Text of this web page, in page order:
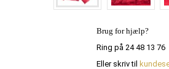
Brug for hjælp?
Ring på 24 48 13 76
Eller skriv til